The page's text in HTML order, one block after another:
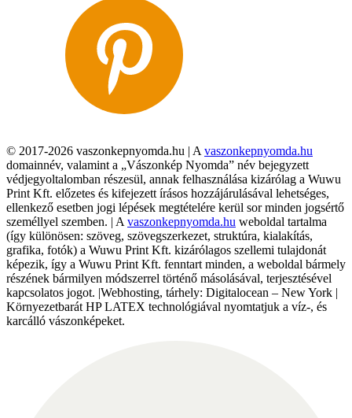
© 2017-2026 vaszonkepnyomda.hu | A vaszonkepnyomda.hu
domainnév, valamint a „Vászonkép Nyomda” név bejegyzett
védjegyoltalomban részesül, annak felhasználása kizárólag a Wuwu
Print Kft. előzetes és kifejezett írásos hozzájárulásával lehetséges,
ellenkező esetben jogi lépések megtételére kerül sor minden jogsértő
személlyel szemben. | A vaszonkepnyomda.hu weboldal tartalma
(így különösen: szöveg, szövegszerkezet, struktúra, kialakítás,
grafika, fotók) a Wuwu Print Kft. kizárólagos szellemi tulajdonát
képezik, így a Wuwu Print Kft. fenntart minden, a weboldal bármely
részének bármilyen módszerrel történő másolásával, terjesztésével
kapcsolatos jogot. |Webhosting, tárhely: Digitalocean – New York |
Környezetbarát HP LATEX technológiával nyomtatjuk a víz-, és
karcálló vászonképeket.